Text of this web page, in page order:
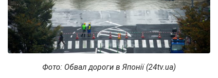
Фото: Обвал дороги в Японії (24tv.ua)